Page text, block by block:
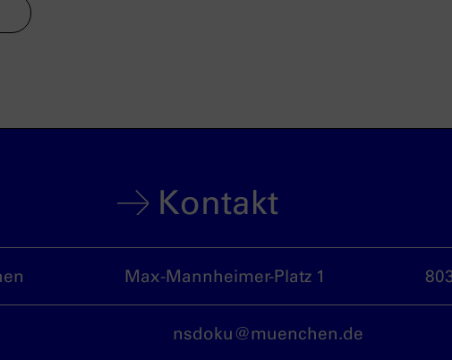
Kontakt
Max-Mannheimer-Platz 1
nsdoku@muenchen.de